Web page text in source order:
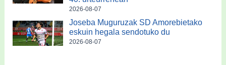
2026-08-07
Joseba Muguruzak SD Amorebietako
eskuin hegala sendotuko du
2026-08-07